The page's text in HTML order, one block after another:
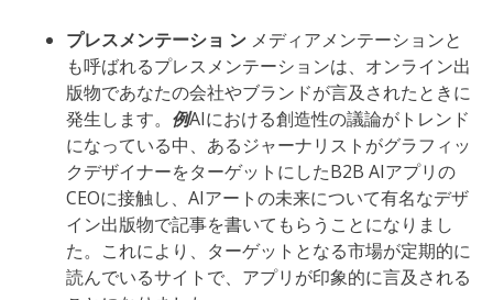
プレスメンテーショ ン メディアメンテーションと
も呼ばれるプレスメンテーションは、オンライン出
版物であなたの会社やブランドが言及されたときに
発生します。 例AIにおける創造性の議論がトレンド
になっている中、あるジャーナリストがグラフィッ
クデザイナーをターゲットにしたB2B AIアプリの
CEOに接触し、AIアートの未来について有名なデザ
イン出版物で記事を書いてもらうことになりまし
た。これにより、ターゲットとなる市場が定期的に
読んでいるサイトで、アプリが印象的に言及される